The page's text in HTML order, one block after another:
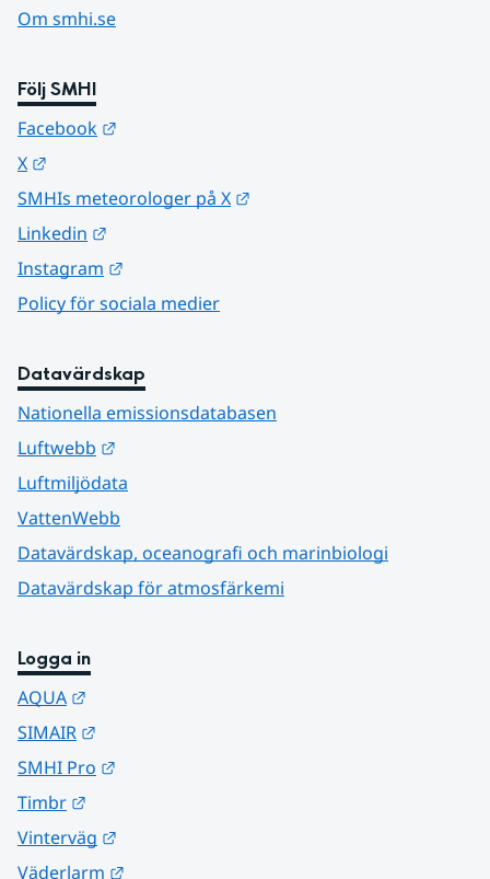
Om smhi.se
Följ SMHI
Facebook
X
SMHIs meteorologer på X
Linkedin
Instagram
Policy för sociala medier
Datavärdskap
Nationella emissionsdatabasen
Luftwebb
Luftmiljödata
VattenWebb
Datavärdskap, oceanografi och marinbiologi
Datavärdskap för atmosfärkemi
Logga in
AQUA
SIMAIR
SMHI Pro
Timbr
Vinterväg
Väderlarm